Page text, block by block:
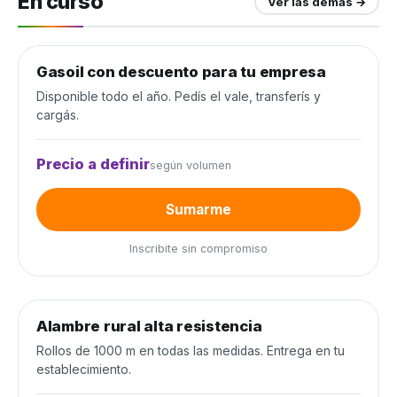
Combustible y lubricantes
Gasoil con descuento para tu empresa
Disponible todo el año. Pedís el vale, transferís y
cargás.
Precio a definirsegún volumen
Sumarme
Inscribite sin compromiso
Alambrados y cercos
Alambre rural alta resistencia
Rollos de 1000 m en todas las medidas. Entrega en tu
establecimiento.